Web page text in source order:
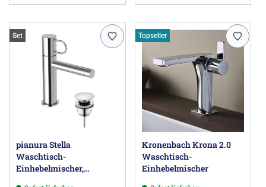
Set
pianura Stella
Waschtisch-
Einhebelmischer,
Topseller
Kronenbach Krona 2.0
Waschtisch-
Einhebelmischer